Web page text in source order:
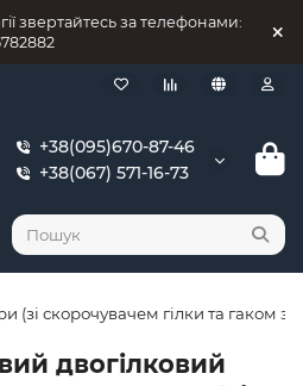
звертайтесь за телефонами:
+38(095)670-87-46
+38(067) 571-16-73
скорочувачем гілки та гаком
двогілковий